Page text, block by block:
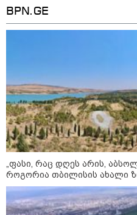
კატეგორიის ყველა
BPN.GE
„ფასი, რაც დღეს არის,
როგორია თბილისის ახალი